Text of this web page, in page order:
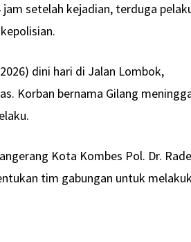
setelah kejadian, terduga
dini hari di Jalan Lombok,
Korban bernama Gilang
Kota Kombes Pol. Dr.
tim gabungan untuk